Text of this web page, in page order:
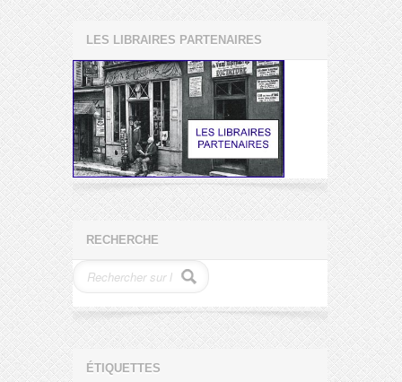
LES LIBRAIRES PARTENAIRES
RECHERCHE
ÉTIQUETTES